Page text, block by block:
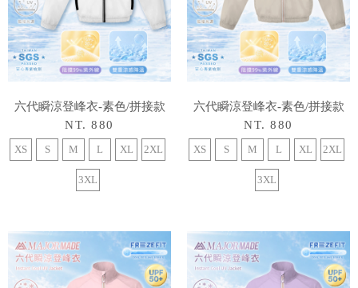
六代瞬涼登峰衣-素色/拼接款
NT. 880
XS S M L XL 2XL
3XL
六代瞬涼登峰衣-素色/拼接款
NT. 880
XS S M L XL 2XL
3XL